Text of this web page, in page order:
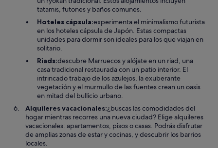
tatamis, futones y baños comunes.
Hoteles cápsula:experimenta el minimalismo futurista
en los hoteles cápsula de Japón. Estas compactas
unidades para dormir son ideales para los que viajan en
solitario.
Riads:descubre Marruecos y alójate en un riad, una
casa tradicional restaurada con un patio interior. El
intrincado trabajo de los azulejos, la exuberante
vegetación y el murmullo de las fuentes crean un oasis
en mitad del bullicio urbano.
Alquileres vacacionales:¿buscas las comodidades del
hogar mientras recorres una nueva ciudad? Elige alquileres
vacacionales: apartamentos, pisos o casas. Podrás disfrutar
de amplias zonas de estar y cocinas, y descubrir los barrios
locales.